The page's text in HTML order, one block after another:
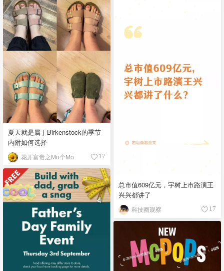
夏天就是属于Birkenstock的季节-
内附如何选择
花开富贵之Mo个Mo 17
总市值609亿元，宇树上市路演王
兴兴都讲了
科技圈观察 17